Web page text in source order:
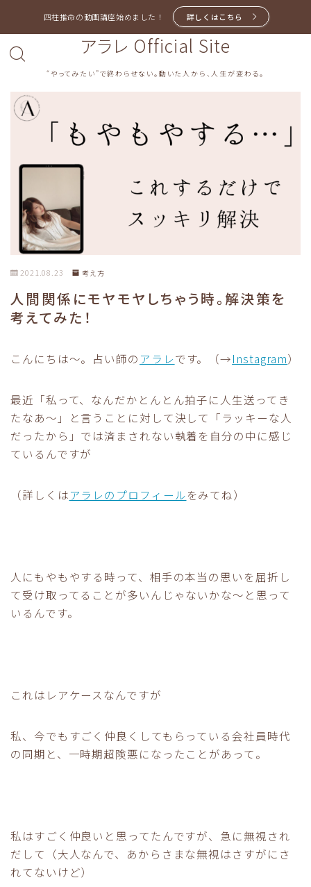
四柱推命の動画講座始めました！ 詳しくはこちら
アラレ Official Site
“やってみたい”で終わらせない。動いた人から、人生が変わる。
2021.08.23 考え方
人間関係にモヤモヤしちゃう時。解決策を
考えてみた！
こんにちは〜。占い師の アラレです。（→Instagram）
最近「私って、なんだかとんとん拍子に人生送ってき
たなあ〜」と言うことに対して決して「ラッキーな人
だったから」では済まされない執着を自分の中に感じ
ているんですが
（詳しくはアラレのプロフィールをみてね）
人にもやもやする時って、相手の本当の思いを屈折し
て受け取ってることが多いんじゃないかな〜と思って
いるんです。
これはレアケースなんですが
私、今でもすごく仲良くしてもらっている会社員時代
の同期と、一時期超険悪になったことがあって。
私はすごく仲良いと思ってたんですが、急に無視され
だして（大人なんで、あからさまな無視はさすがにさ
れてないけど）